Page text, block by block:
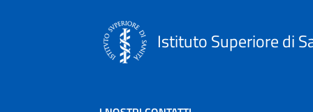
Istituto Superiore di